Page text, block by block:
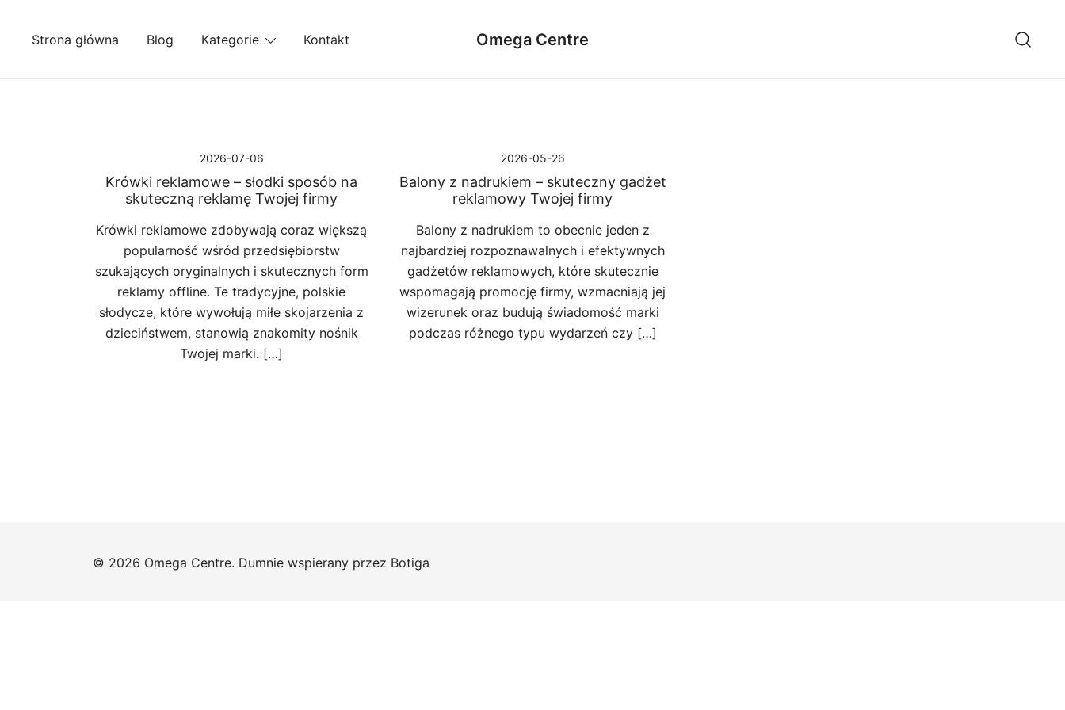
Strona główna Blog Kategorie Kontakt Omega Centre
2026-07-06
Krówki reklamowe – słodki sposób na
skuteczną reklamę Twojej firmy
Krówki reklamowe zdobywają coraz większą
popularność wśród przedsiębiorstw
szukających oryginalnych i skutecznych form
reklamy offline. Te tradycyjne, polskie
słodycze, które wywołują miłe skojarzenia z
dzieciństwem, stanowią znakomity nośnik
Twojej marki. […]
2026-05-26
Balony z nadrukiem – skuteczny gadżet
reklamowy Twojej firmy
Balony z nadrukiem to obecnie jeden z
najbardziej rozpoznawalnych i efektywnych
gadżetów reklamowych, które skutecznie
wspomagają promocję firmy, wzmacniają jej
wizerunek oraz budują świadomość marki
podczas różnego typu wydarzeń czy […]
© 2026 Omega Centre. Dumnie wspierany przez Botiga